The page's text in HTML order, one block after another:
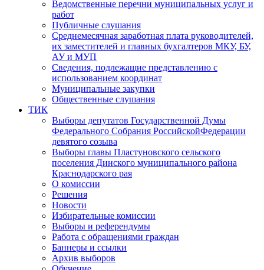
Ведомственные перечни муниципальных услуг и
работ
Публичные слушания
Среднемесячная заработная плата руководителей,
их заместителей и главных бухгалтеров МКУ, БУ,
АУ и МУП
Сведения, подлежащие представлению с
использованием координат
Муниципальные закупки
Общественные слушания
ТИК
Выборы депутатов Государственной Думы
Федерального Собрания РоссийскойФедерации
девятого созыва
Выборы главы Пластуновского сельского
поселения Динского муниципального района
Краснодарского рая
О комиссии
Решения
Новости
Избирательные комиссии
Выборы и референдумы
Работа с обращениями граждан
Баннеры и ссылки
Архив выборов